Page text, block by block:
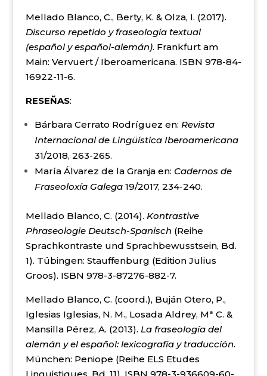
Mellado Blanco, C., Berty, K. & Olza, I. (2017).
Discurso repetido y fraseología textual
(español y español-alemán). Frankfurt am
Main: Vervuert / Iberoamericana. ISBN 978-84-
16922-11-6.
RESEÑAS:
Bárbara Cerrato Rodríguez en: Revista
Internacional de Lingüística Iberoamericana
31/2018, 263-265.
María Álvarez de la Granja en: Cadernos de
Fraseoloxía Galega19/2017, 234-240.
Mellado Blanco, C. (2014). Kontrastive
Phraseologie Deutsch-Spanisch (Reihe
Sprachkontraste und Sprachbewusstsein, Bd.
1). Tübingen: Stauffenburg (Edition Julius
Groos). ISBN 978-3-87276-882-7.
Mellado Blanco, C. (coord.), Buján Otero, P.,
Iglesias Iglesias, N. M., Losada Aldrey, Mª C. &
Mansilla Pérez, A. (2013). La fraseología del
alemán y el español: lexicografía y traducción.
München: Peniope (Reihe ELS Etudes